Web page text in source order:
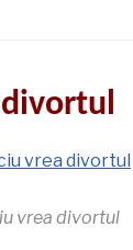
vrea divortul